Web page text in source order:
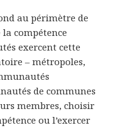
au périmètre de
compétence
exercent cette
– métropoles,
de communes
membres, choisir
ou l’exercer